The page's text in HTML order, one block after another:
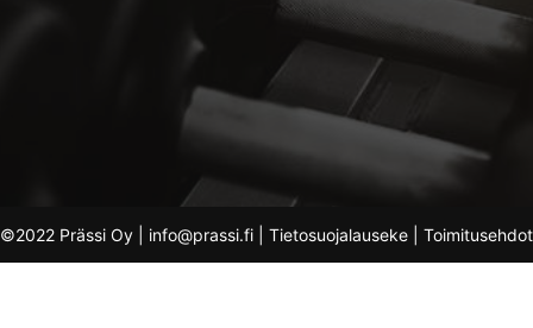
©2022 Prässi Oy | info@prassi.fi | Tietosuojalauseke Toimitusehdot